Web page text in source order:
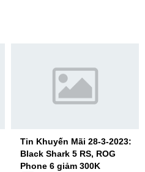
Tin Khuyến Mãi 28-3-2023:
Black Shark 5 RS, ROG
Phone 6 giảm 300K